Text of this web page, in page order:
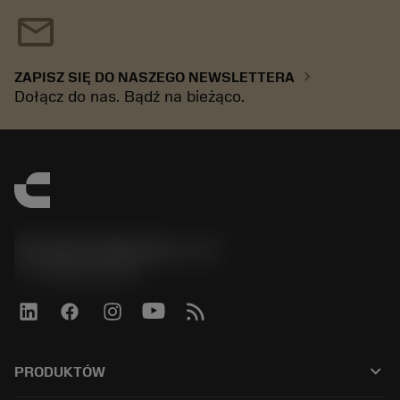
mail
ZAPISZ SIĘ DO NASZEGO NEWSLETTERA chevron_right
Dołącz do nas. Bądź na bieżąco.
PRODUKTÓW keyboard_arrow_down